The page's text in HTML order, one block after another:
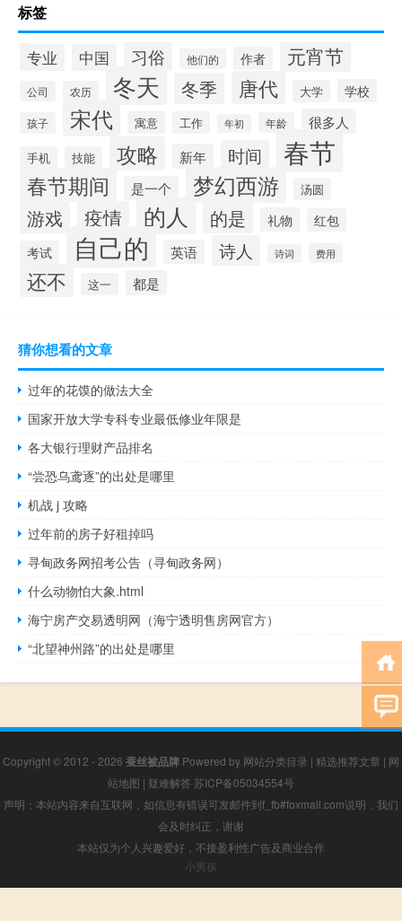
标签
专业 中国 习俗 他们的 作者 元宵节
公司 农历 冬天 冬季 唐代 大学 学校
孩子 宋代 寓意 工作 年初 年龄 很多人
手机 技能 攻略 新年 时间 春节
春节期间 是一个 梦幻西游 汤圆
游戏 疫情 的人 的是 礼物
红包
考试
自己的 英语 诗人 诗词 费用
还不 这一 都是
猜你想看的文章
过年的花馍的做法大全
国家开放大学专科专业最低修业年限是
各大银行理财产品排名
“尝恐乌鸢逐”的出处是哪里
机战 j 攻略
过年前的房子好租掉吗
寻甸政务网招考公告（寻甸政务网）
什么动物怕大象.html
海宁房产交易透明网（海宁透明售房网官方）
“北望神州路”的出处是哪里
Copyright © 2012 - 2026 蚕丝被品牌 Powered by 网站分类目录 | 精选推荐文章 | 网
站地图 | 疑难解答 苏ICP备05034554号
声明：本站内容来自互联网，如信息有错误可发邮件到f_fb#foxmail.com说明，我们
会及时纠正，谢谢
本站仅为个人兴趣爱好，不接盈利性广告及商业合作
小男孩